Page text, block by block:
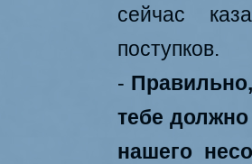
сейчас
поступков.
-
тебе
нашего